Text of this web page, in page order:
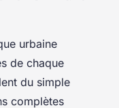
urbaine
de chaque
du simple
complètes